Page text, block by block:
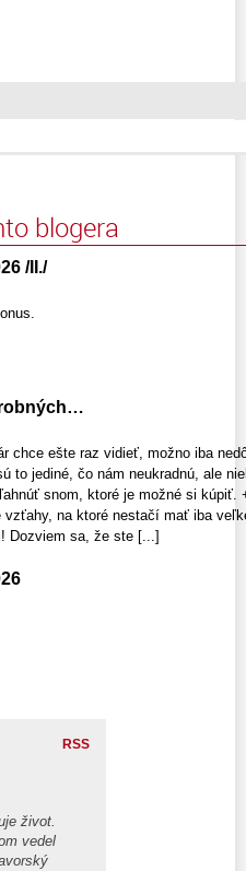
blogera
/II./
chce ešte raz vidieť, možno iba
to jediné, čo nám neukradnú, ale
snom, ktoré je možné si kúpiť.
vzťahy, na ktoré nestačí mať iba
Dozviem sa, že ste [...]
RSS
život.
vedel